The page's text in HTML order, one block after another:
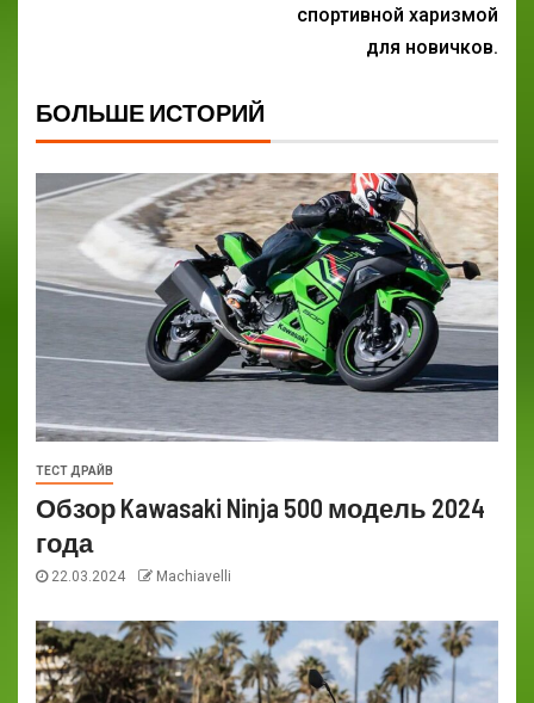
спортивной харизмой
для новичков.
БОЛЬШЕ ИСТОРИЙ
ТЕСТ ДРАЙВ
Обзор Kawasaki Ninja 500 модель 2024
года
22.03.2024 Machiavelli